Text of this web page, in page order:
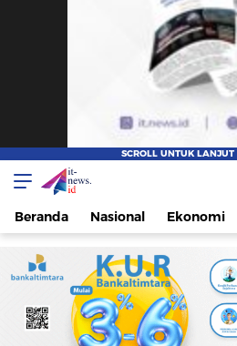
IT-NEWS
Update Cepat, Cerdas, dan
Beranda Nasional Ekonomi